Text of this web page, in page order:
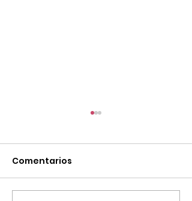
Comentarios